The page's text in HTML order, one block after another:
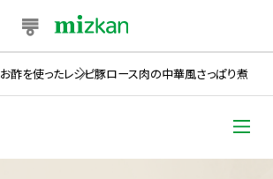
お酢を使ったレシピ豚ロース肉の中華風さっぱり煮